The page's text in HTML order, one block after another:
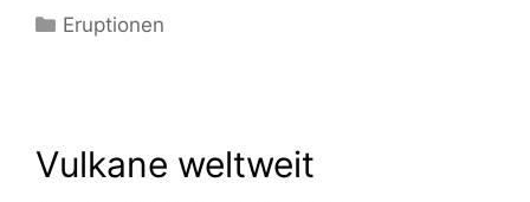
Kategorien
Eruptionen
Vulkane weltweit